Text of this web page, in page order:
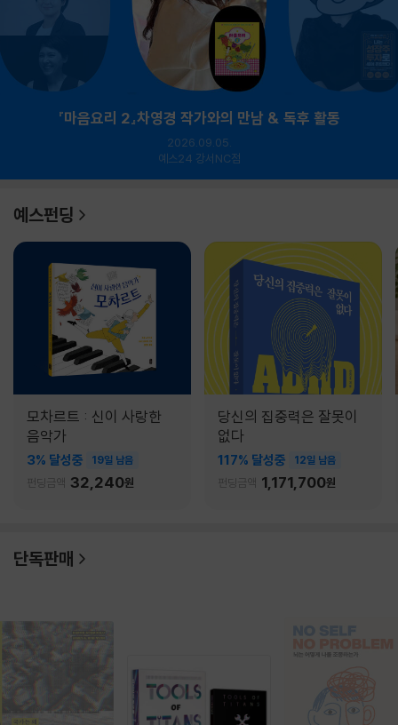
『마음요리 2』차영경 작가와의 만남 & 독후 활동
2026.09.05.
예스24 강서NC점
예스펀딩
모차르트 : 신이 사랑한
음악가
3% 달성중 19일 남음
펀딩금액 32,240원
당신의 집중력은 잘못이
없다
117% 달성중 12일 남음
펀딩금액 1,171,700원
단독판매